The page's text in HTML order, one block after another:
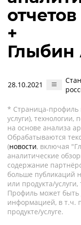
отчетов
+
Глыбин
28.10.2021
* Страница-профиль
услуги), технологии,
на основе анализа
Обрабатываются
(новости, включая
аналитические
содержание
больше публикаций
или продукта/
Профиль может быть
информацией, в т.ч.
продукте/услуге.